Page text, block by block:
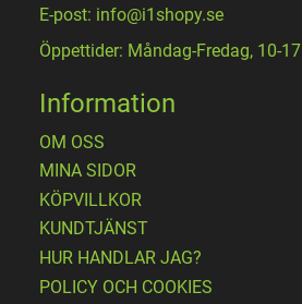
E-post: info@i1shopy.se
Öppettider: Måndag-Fredag, 10-17
Information
OM OSS
MINA SIDOR
KÖPVILLKOR
KUNDTJÄNST
HUR HANDLAR JAG?
POLICY OCH COOKIES